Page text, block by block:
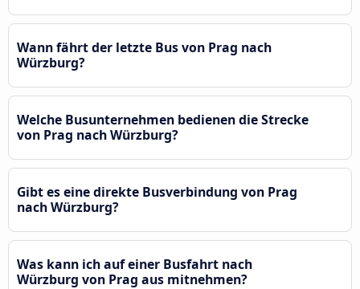
Wann fährt der letzte Bus von Prag nach
Würzburg?
Welche Busunternehmen bedienen die Strecke
von Prag nach Würzburg?
Gibt es eine direkte Busverbindung von Prag
nach Würzburg?
Was kann ich auf einer Busfahrt nach
Würzburg von Prag aus mitnehmen?